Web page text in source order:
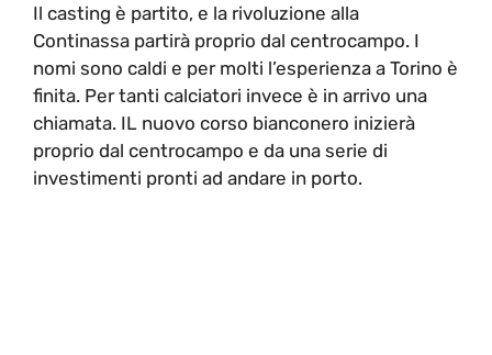
Il casting è partito, e la rivoluzione alla
Continassa partirà proprio dal centrocampo. I
nomi sono caldi e per molti l’esperienza a Torino è
finita. Per tanti calciatori invece è in arrivo una
chiamata. IL nuovo corso bianconero inizierà
proprio dal centrocampo e da una serie di
investimenti pronti ad andare in porto.